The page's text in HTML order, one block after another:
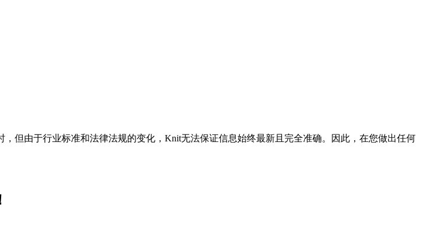
但由于行业标准和法律法规的变化，Knit无法保证信息始终最新且完全准确。因此，在您做出任何